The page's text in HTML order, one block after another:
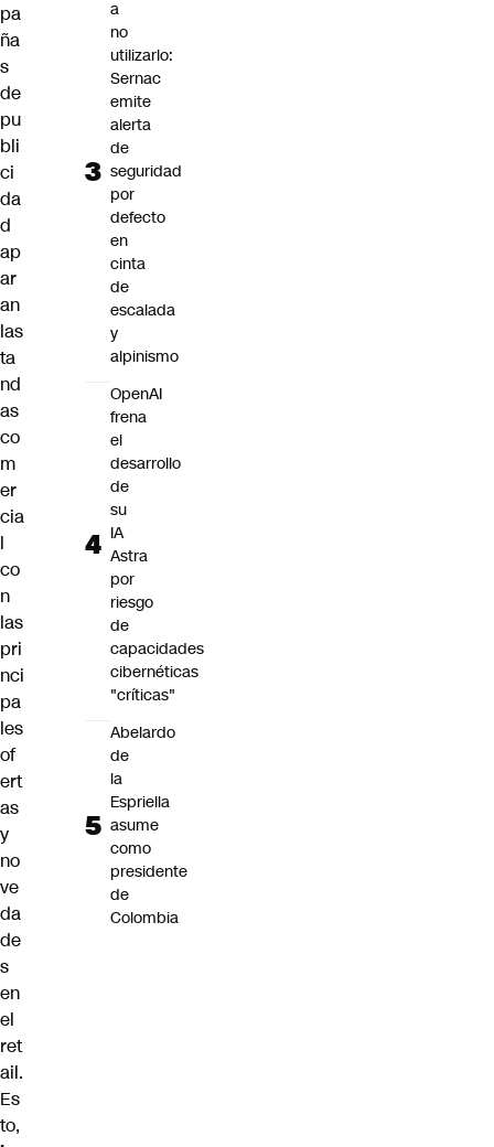
pa
ña
s
de
pu
bli
ci
da
d
ap
ar
an
las
ta
nd
as
co
m
er
cia
l
co
n
las
pri
nci
pa
les
of
ert
as
y
no
ve
da
de
s
en
el
ret
ail.
Es
to,
a
no
utilizarlo:
Sernac
emite
alerta
de
seguridad
por
defecto
en
cinta
de
escalada
y
alpinismo
OpenAI
frena
el
desarrollo
de
su
IA
Astra
por
riesgo
de
capacidades
cibernéticas
"críticas"
Abelardo
de
la
Espriella
asume
como
presidente
de
Colombia